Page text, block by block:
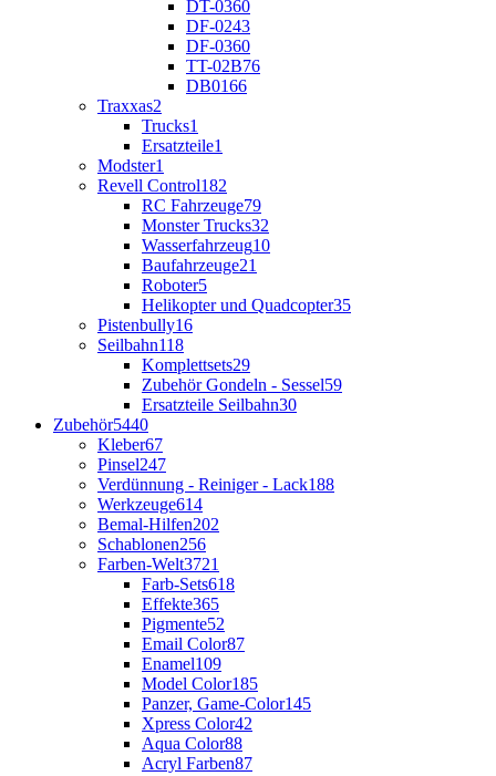
DT-0360
DF-0243
DF-0360
TT-02B76
DB0166
Traxxas2
Trucks1
Ersatzteile1
Modster1
Revell Control182
RC Fahrzeuge79
Monster Trucks32
Wasserfahrzeug10
Baufahrzeuge21
Roboter5
Helikopter und Quadcopter35
Pistenbully16
Seilbahn118
Komplettsets29
Zubehör Gondeln - Sessel59
Ersatzteile Seilbahn30
Zubehör5440
Kleber67
Pinsel247
Verdünnung - Reiniger - Lack188
Werkzeuge614
Bemal-Hilfen202
Schablonen256
Farben-Welt3721
Farb-Sets618
Effekte365
Pigmente52
Email Color87
Enamel109
Model Color185
Panzer, Game-Color145
Xpress Color42
Aqua Color88
Acryl Farben87